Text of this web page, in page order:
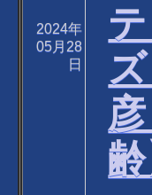
2024年
05月28
日
齢